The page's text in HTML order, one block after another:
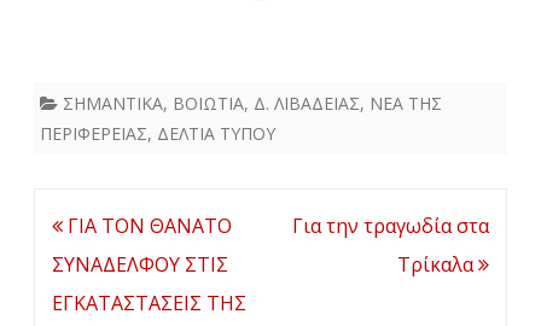
ΣΗΜΑΝΤΙΚΑ, ΒΟΙΩΤΙΑ, Δ. ΛΙΒΑΔΕΙΑΣ, ΝΕΑ ΤΗΣ
ΠΕΡΙΦΕΡΕΙΑΣ, ΔΕΛΤΙΑ ΤΥΠΟΥ
Πλοήγηση
άρθρων
ΓΙΑ ΤΟΝ ΘΑΝΑΤΟ
ΣΥΝΑΔΕΛΦΟΥ ΣΤΙΣ
ΕΓΚΑΤΑΣΤΑΣΕΙΣ ΤΗΣ
Για την τραγωδία στα
Τρίκαλα